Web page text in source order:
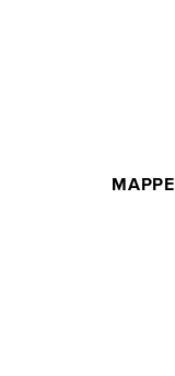
MAPPE